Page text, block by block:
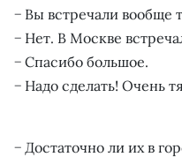
− Вы встречали вообще
− Нет. В Москве
− Спасибо большое.
− Надо сделать! Очень
− Достаточно ли их в